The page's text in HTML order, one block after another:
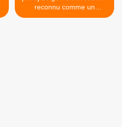
reconnu comme un
troisième sexe par l’Etat du